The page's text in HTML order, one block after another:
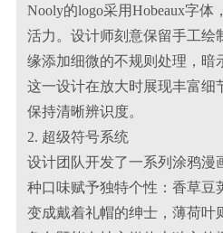
Nooly的logo采用Hobeaux字
活力。设计师刻意保留手工绘
缘添加细微的不规则处理，暗
这一设计在放大时展现丰富细
保持清晰辨识度。
2. 超级符号系统
设计团队开发了一系列涂鸦漫
种口味赋予独特个性：香草豆
变成戴着礼帽的绅士，薄荷叶